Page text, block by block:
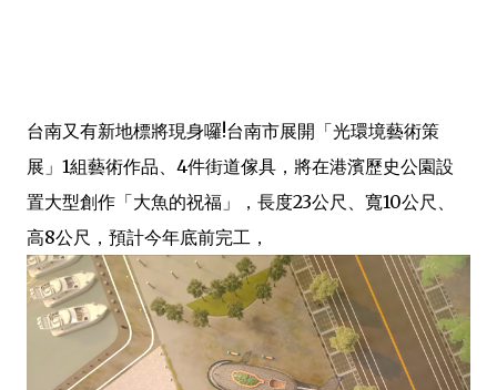
台南又有新地標將現身囉!台南市展開「光環境藝術策
展」1組藝術作品、4件街道傢具，將在港濱歷史公園設
置大型創作「大魚的祝福」，長度23公尺、寬10公尺、
高8公尺，預計今年底前完工，